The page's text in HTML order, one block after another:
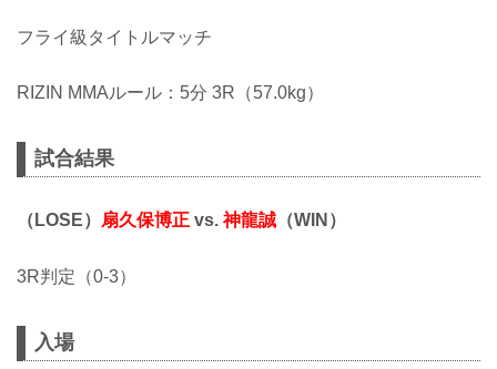
フライ級タイトルマッチ
RIZIN MMAルール：5分 3R（57.0kg）
試合結果
（LOSE） 扇久保博正 vs.神龍誠 （WIN）
3R判定（0-3）
入場